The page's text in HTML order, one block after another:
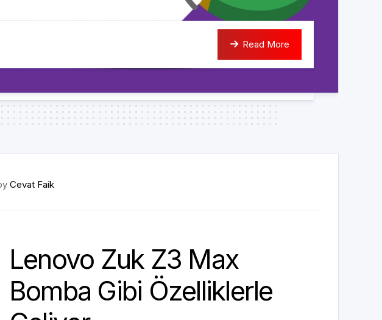
Read More
Cevat Faik
Lenovo Zuk Z3 Max
Bomba Gibi Özelliklerle